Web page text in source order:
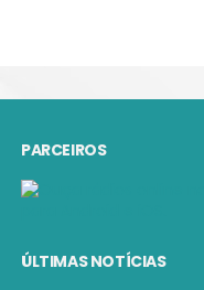
PARCEIROS
ÚLTIMAS NOTÍCIAS